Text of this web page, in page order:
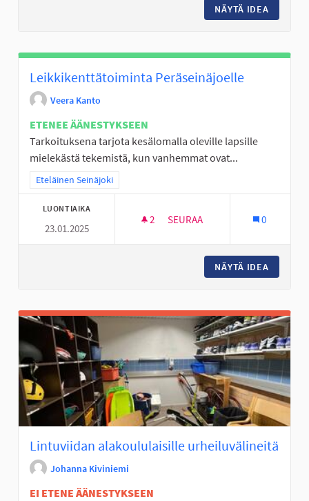
NÄYTÄ IDEA
Leikkikenttätoiminta Peräseinäjoelle
Veera Kanto
ETENEE ÄÄNESTYKSEEN
Tarkoituksena tarjota kesälomalla oleville lapsille
mielekästä tekemistä, kun vanhemmat ovat...
Rajaa tulokset teeman mukaan: Eteläinen Seinäjoki
Eteläinen Seinäjoki
LUONTIAIKA
23.01.2025
2 2 SEURAAJAA
SEURAA 0
NÄYTÄ IDEA
Lintuviidan alakoululaisille urheiluvälineitä
Johanna Kiviniemi
EI ETENE ÄÄNESTYKSEEN